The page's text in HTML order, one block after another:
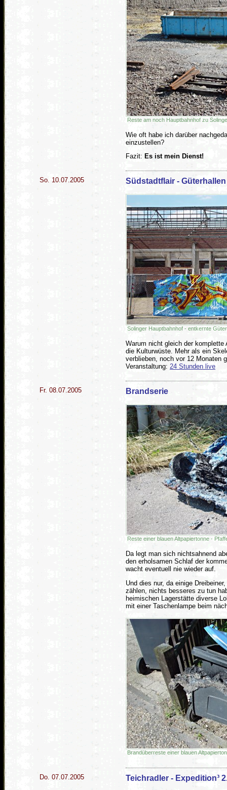
Reste am noch Hauptbahnhof zu
Wie oft habe ich darüber
einzustellen?
Fazit: Es ist mein Dienst!
So. 10.07.2005 Südstadtflair - Güterhallen
Solinger Hauptbahnhof - entkernte
Warum nicht gleich der
die Kulturwüste. Mehr als ein
verblieben, noch vor 12 Monaten
Veranstaltung: 24 Stunden live
Fr. 08.07.2005 Brandserie
Reste einer blauen Altpapiertonne -
Da legt man sich nichtsahnend
den erholsamen Schlaf der
wacht eventuell nie wieder auf.
Und dies nur, da einige
zählen, nichts besseres zu tun
heimischen Lagerstätte diverse
mit einer Taschenlampe beim
Brandüberreste einer blauen
Do. 07.07.2005 Teichradler - Expedition³